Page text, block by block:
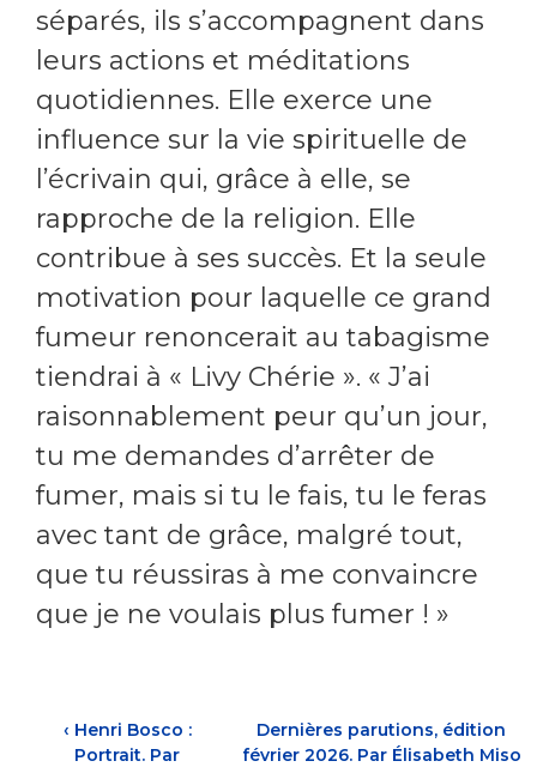
séparés, ils s’accompagnent dans
leurs actions et méditations
quotidiennes. Elle exerce une
influence sur la vie spirituelle de
l’écrivain qui, grâce à elle, se
rapproche de la religion. Elle
contribue à ses succès. Et la seule
motivation pour laquelle ce grand
fumeur renoncerait au tabagisme
tiendrai à « Livy Chérie ». « J’ai
raisonnablement peur qu’un jour,
tu me demandes d’arrêter de
fumer, mais si tu le fais, tu le feras
avec tant de grâce, malgré tout,
que tu réussiras à me convaincre
que je ne voulais plus fumer ! »
‹ Henri Bosco :
Portrait. Par
Dernières parutions, édition
février 2026. Par Élisabeth Miso